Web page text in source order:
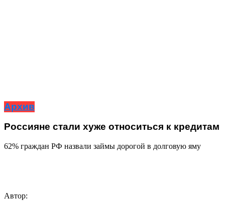
Архив
Россияне стали хуже относиться к кредитам
62% граждан РФ назвали займы дорогой в долговую яму
Автор: